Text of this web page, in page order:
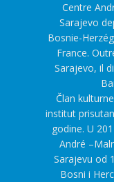
Centre
Sarajevo
Bosnie-
France.
Sarajevo, il
Član
institut
godine. U
André
Sarajevu od
Bosni i